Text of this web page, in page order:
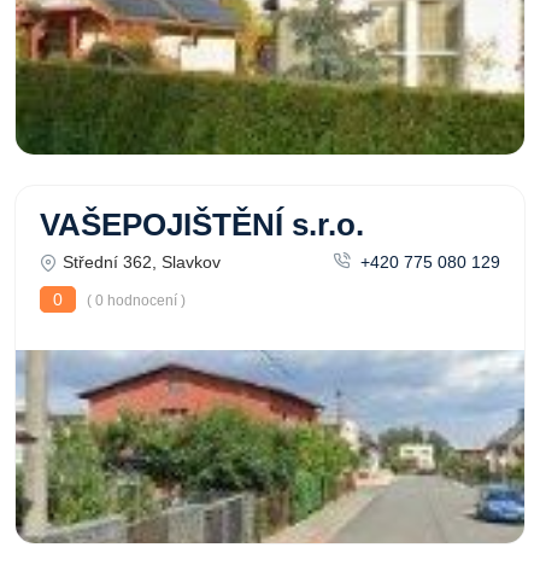
VAŠEPOJIŠTĚNÍ s.r.o.
Střední 362, Slavkov
+420 775 080 129
0
( 0 hodnocení )